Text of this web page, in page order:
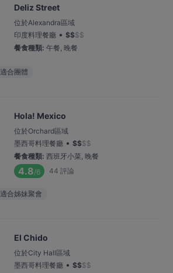
Deliz Street
位於Alexandra區域
印度料理餐廳 • $$$$
餐食種類: 午餐, 晚餐
適合團體
Hola! Mexico
位於Orchard區域
墨西哥料理餐廳 • $$$$
餐食種類: 西班牙小菜, 晚餐
4.8/6 44 評論
適合姊妹聚會
El Chido
位於City Hall區域
墨西哥料理餐廳 • $$$$